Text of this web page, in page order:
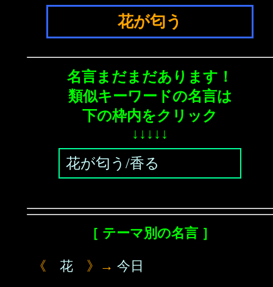
花が匂う
名言まだまだあります！
類似キーワードの名言は
下の枠内をクリック
↓↓↓↓↓
花が匂う/香る
［ テーマ別の名言 ］
《 花 》→ 今日